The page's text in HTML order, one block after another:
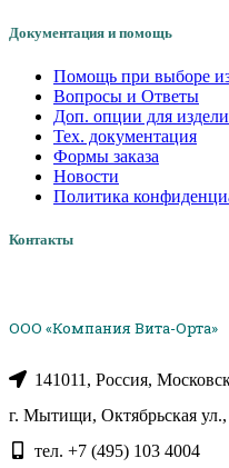
Документация и помощь
Помощь при выборе
Вопросы и Ответы
Доп. опции для
Тех. документация
Формы заказа
Новости
Политика
Контакты
ООО «Компания Вита-Орта»
141011, Россия,
г. Мытищи, Октябрьская
тел. +7 (495) 103 4004